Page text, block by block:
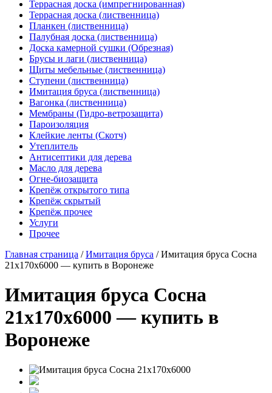
Террасная доска (импрегнированная)
Террасная доска (лиственница)
Планкен (лиственница)
Палубная доска (лиственница)
Доска камерной сушки (Обрезная)
Брусы и лаги (лиственница)
Щиты мебельные (лиственница)
Ступени (лиственница)
Имитация бруса (лиственница)
Вагонка (лиственница)
Мембраны (Гидро-ветрозащита)
Пароизоляция
Клейкие ленты (Скотч)
Утеплитель
Антисептики для дерева
Масло для дерева
Огне-биозащита
Крепёж открытого типа
Крепёж скрытый
Крепёж прочее
Услуги
Прочее
Главная страница /Имитация бруса /Имитация бруса Сосна
21x170x6000 — купить в Воронеже
Имитация бруса Сосна
21x170x6000 — купить в
Воронеже